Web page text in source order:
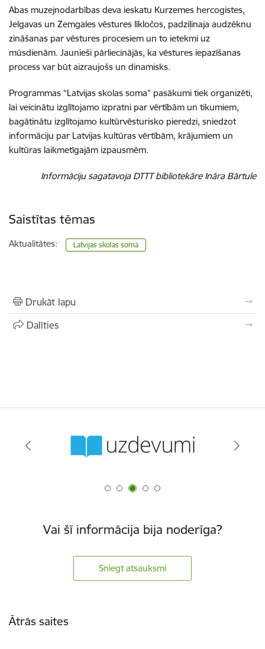
Abas muzejnodarbības deva ieskatu Kurzemes hercogistes,
Jelgavas un Zemgales vēstures līkločos, padziļinaja audzēknu
zināšanas par vēstures procesiem un to ietekmi uz
mūsdienām. Jaunieši pārliecinājās, ka vēstures iepazīšanas
process var būt aizraujošs un dinamisks.
Programmas “Latvijas skolas soma” pasākumi tiek organizēti,
lai veicinātu izglītojamo izpratni par vērtībām un tikumiem,
bagātinātu izglītojamo kultūrvēsturisko pieredzi, sniedzot
informāciju par Latvijas kultūras vērtībām, krājumiem un
kultūras laikmetīgajām izpausmēm.
Informāciju sagatavoja DTTT bibliotekāre Ināra Bārtule
Saistītas tēmas
Aktualitātes: Latvijas skolas soma
Drukāt lapu
Dalīties
Vai šī informācija bija noderīga?
Sniegt atsauksmi
Ātrās saites